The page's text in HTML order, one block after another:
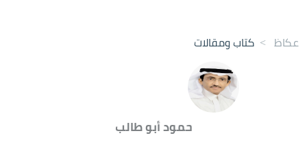
عكاظ > كتاب ومقالات
حمود أبو طالب